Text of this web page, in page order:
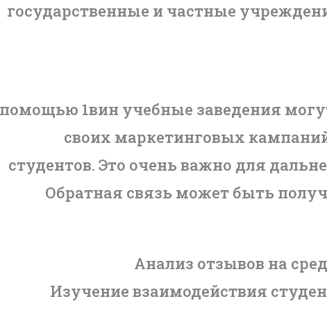
государственные и частные
1вин учебные заведения
своих маркетинговых
студентов. Это очень важно для
Обратная связь может быть
Анализ отзывов на
Изучение взаимодействия